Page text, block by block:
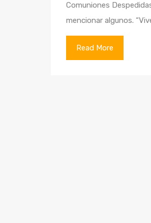
Comuniones
mencionar algunos.
Read More